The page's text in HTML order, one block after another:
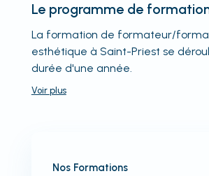
Le programme de
La formation de formateur/
esthétique à Saint-Priest se
durée d'une année.
Voir plus
Nos Formations